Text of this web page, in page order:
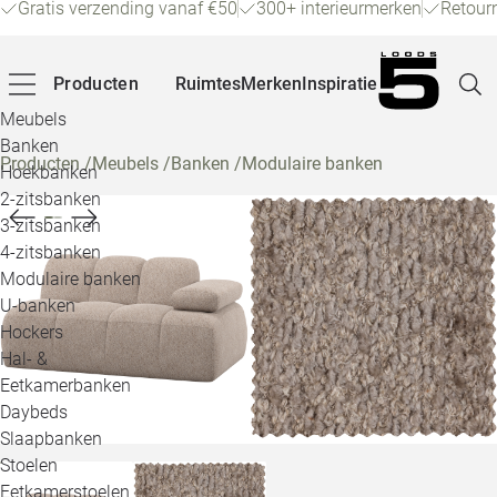
Gratis verzending vanaf €50 300+ interieurmerken
Producten
Meubels
Banken
Hoekbanken
2-zitsbanken
3-zitsbanken
4-zitsbanken
Modulaire banken
U-banken
Hockers
Hal- &
Eetkamerbanken
Daybeds
Slaapbanken
Stoelen
Eetkamerstoelen
RuimtesMerkenInspiratie
Producten/Meubels /Banken /Modulaire banken